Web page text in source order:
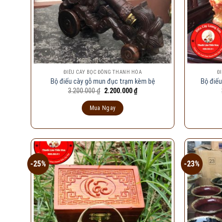
ĐIẾU CÀY BỌC ĐỒNG THANH HÓA
Bộ điếu cày gỗ mun đục trạm kèm bệ
3.200.000₫ Giá
là:
3.200.000 ₫.
2.200.000₫Giá
Mua Ngay
Bộ
-25% -23%